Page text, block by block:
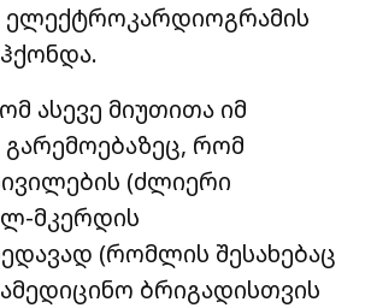
ასევე მიუთითა იმ
რომ
(ძლიერი
მკერდის
(რომლის შესახებაც
ბრიგადისთვის